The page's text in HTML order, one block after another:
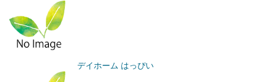
デイホーム はっぴい